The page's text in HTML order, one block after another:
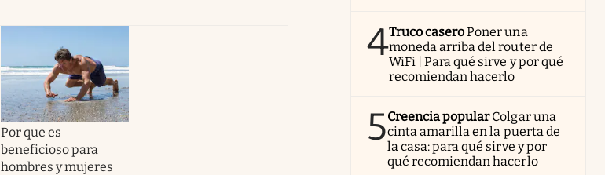
Por que es
beneficioso para
hombres y mujeres
4Truco caseroPoner una
moneda arriba del router de
WiFi | Para qué sirve y por qué
recomiendan hacerlo
5Creencia popularColgar una
cinta amarilla en la puerta de
la casa: para qué sirve y por
qué recomiendan hacerlo